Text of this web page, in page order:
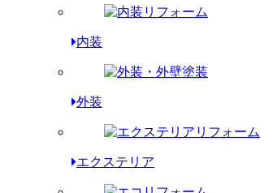
内装
外装
エクステリア